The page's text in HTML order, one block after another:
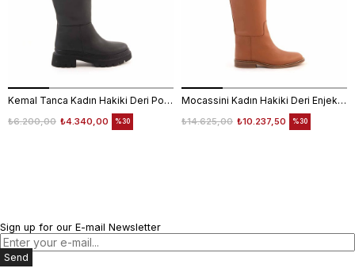
Kemal Tanca Kadın Hakiki Deri Poli Taban Siyah Günlük Çizme
₺4.340,00
₺6.200,00 %30
Mocassini Kadın Hakiki Deri Enjeksiyon Microlight Taban Taba Günlük Çizme
₺10.237,50
₺14.625,00 %30
Sign up for our E-mail Newsletter
Send